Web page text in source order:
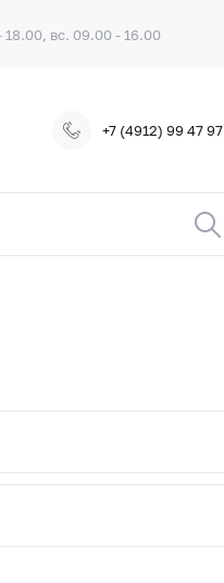
вс. 09.00 - 16.00
+7 (4912) 99 47 97